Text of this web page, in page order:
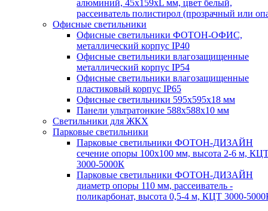
алюминий, 45х159хL мм, цвет белый,
рассеиватель полистирол (прозрачный или
Офисные светильники
Офисные светильники ФОТОН-ОФИС,
металлический корпус IP40
Офисные светильники влагозащищенные
металлический корпус IP54
Офисные светильники влагозащищенные
пластиковый корпус IP65
Офисные светильники 595х595х18 мм
Панели ультратонкие 588х588х10 мм
Светильники для ЖКХ
Парковые светильники
Парковые светильники ФОТОН-ДИЗАЙН
сечение опоры 100х100 мм, высота 2-6 м,
3000-5000К
Парковые светильники ФОТОН-ДИЗАЙН
диаметр опоры 110 мм, рассеиватель -
поликарбонат, высота 0,5-4 м, КЦТ 3000-